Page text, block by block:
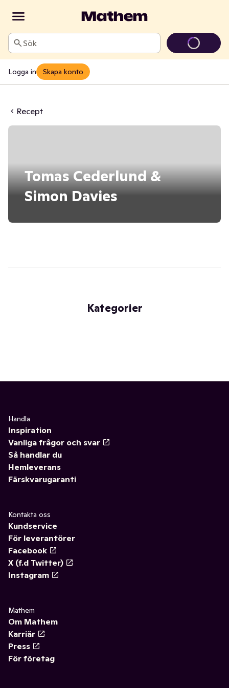
Sök
Logga in Skapa konto
Recept
Tomas Cederlund &
Simon Davies
Kategorier
Handla
Inspiration
Vanliga frågor och svar
Så handlar du
Hemleverans
Färskvarugaranti
Kontakta oss
Kundservice
För leverantörer
Facebook
X (f.d Twitter)
Instagram
Mathem
Om Mathem
Karriär
Press
För företag